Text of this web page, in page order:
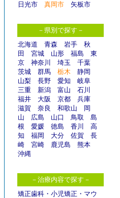
日光市
真岡市 矢板市
－県別で探す－
北海道
青森 岩手
秋
田
宮城 山形 福島
東
京
神奈川 埼玉
千葉
茨城
群馬 栃木
静岡
山梨
長野 愛知
岐阜
三重
新潟 富山
石川
福井
大阪 京都
兵庫
滋賀
奈良 和歌山
岡
山
広島 山口 鳥取
島
根
愛媛 徳島 香川
高
知
福岡 大分 佐賀
長
崎
宮崎 鹿児島
熊本
沖縄
－治療内容で探す－
矯正歯科 ・ 小児矯正 ・ マウ